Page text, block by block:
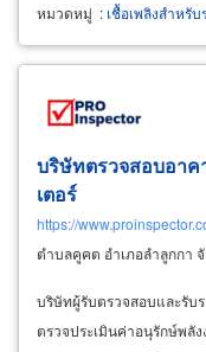
หมวดหมู่ : เชื้อเพลิงสำหรั
บริษัทตรวจสอบอาค
เตอร์
https://
ตำบลคูคต อำเภอลำลูกกา
บริษัทผู้รับตรวจสอบและรับ
ตรวจประเมินค่าอนุรักษ์พลั